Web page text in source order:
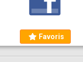
Favoris